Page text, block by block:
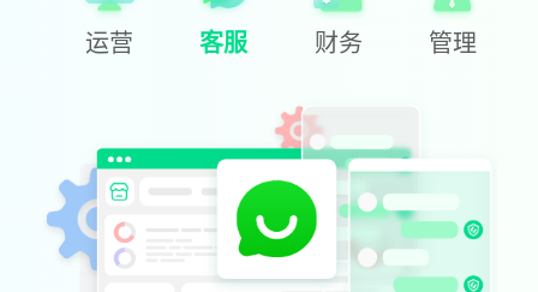
运营 客服 财务 管理